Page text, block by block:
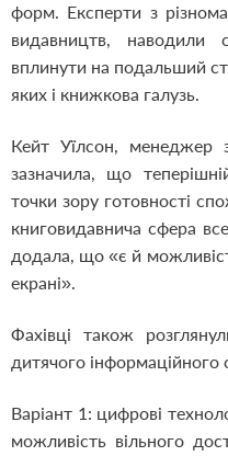
форм. Експерти з
видавництв, наводили
вплинути на подальший
яких і книжкова галузь.
Кейт Уїлсон, менеджер
зазначила, що
точки зору готовності
книговидавнича сфера
додала, що «є й
екрані».
Фахівці також
дитячого інформаційного
Варіант 1: цифрові
можливість вільного